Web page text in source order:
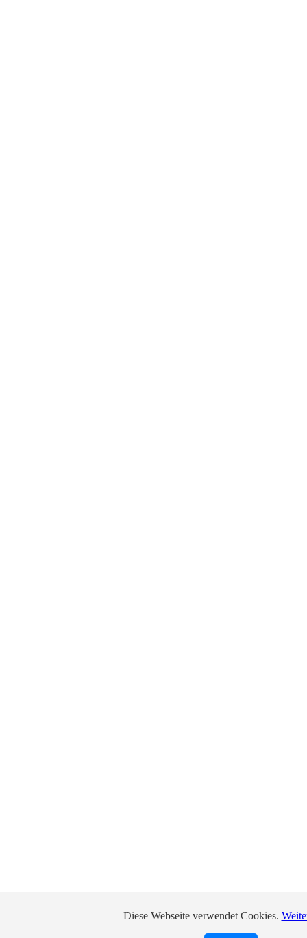
Diese Webseite verwendet Cookies.